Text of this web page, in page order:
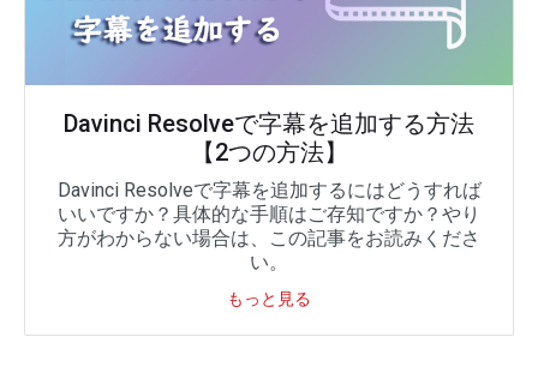
Davinci Resolveで字幕を追加する方法
【2つの方法】
Davinci Resolveで字幕を追加するにはどうすれば
いいですか？具体的な手順はご存知ですか？やり
方がわからない場合は、この記事をお読みくださ
い。
もっと見る